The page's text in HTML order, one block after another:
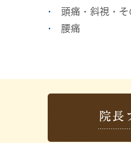
頭痛・斜視・そ
腰痛